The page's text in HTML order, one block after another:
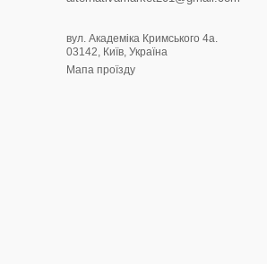
вул. Академіка Кримського 4а.
03142, Київ, Україна
Мапа проїзду